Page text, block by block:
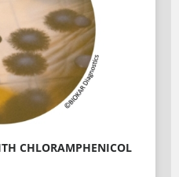
CHLORAMPHENICOL